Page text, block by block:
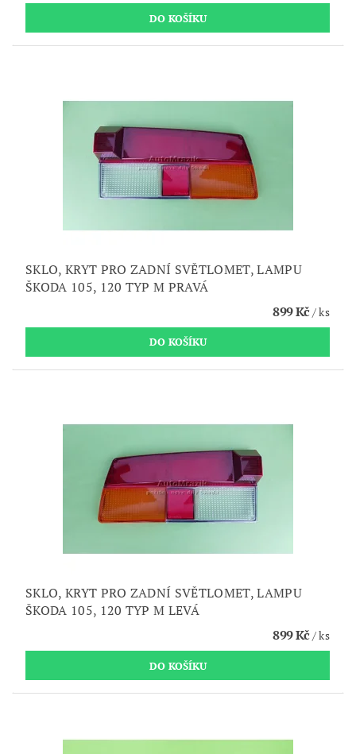
SKLO, KRYT PRO ZADNÍ SVĚTLOMET, LAMPU
ŠKODA 105, 120 TYP M PRAVÁ
899 Kč/ ks
SKLO, KRYT PRO ZADNÍ SVĚTLOMET, LAMPU
ŠKODA 105, 120 TYP M LEVÁ
899 Kč/ ks